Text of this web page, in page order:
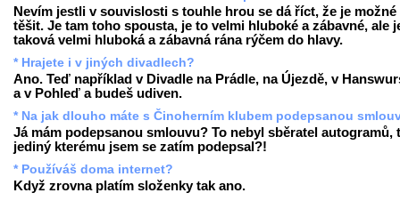
Nevím jestli v souvislosti s touhle hrou se dá říct, že je možné
těšit. Je tam toho spousta, je to velmi hluboké a zábavné, ale
taková velmi hluboká a zábavná rána rýčem do hlavy.
* Hrajete i v jiných divadlech?
Ano. Teď například v Divadle na Prádle, na Újezdě, v
a v Pohleď a budeš udiven.
* Na jak dlouho máte s Činoherním klubem podepsanou
Já mám podepsanou smlouvu? To nebyl sběratel autogramů,
jediný kterému jsem se zatím podepsal?!
* Používáš doma internet?
Když zrovna platím složenky tak ano.